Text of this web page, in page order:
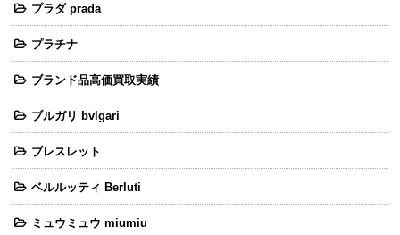
プラダ prada
プラチナ
ブランド品高価買取実績
ブルガリ bvlgari
ブレスレット
ベルルッティ Berluti
ミュウミュウ miumiu